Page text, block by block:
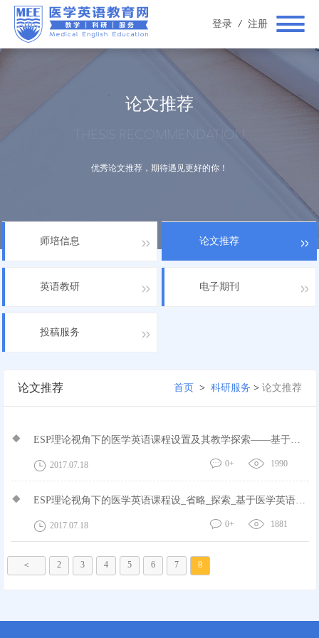
登录 / 注册
THESIS RECOMMENDATION
论文推荐
优秀论文推荐，期待遇见更好的你！
师培信息 论文推荐
英语教研 电子期刊
投稿服务
论文推荐 首页 > 科研服务 > 论文推荐
ESP理论视角下的医学英语课程设置及其教学探索——基于医
学英语教学的个案...
2017.07.18 1990
0+
ESP理论视角下的医学英语课程设_省略_探索_基于医学英语教
学的个案分析_马...
2017.07.18 1881
0+
＜ 2 3 4 5 6 7 8